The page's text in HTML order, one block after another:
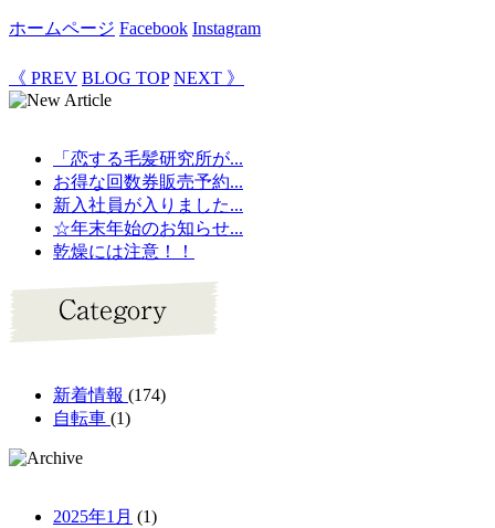
ホームページ Facebook Instagram
《 PREV BLOG TOP NEXT 》
「恋する毛髪研究所が...
お得な回数券販売予約...
新入社員が入りました...
☆年末年始のお知らせ...
乾燥には注意！！
新着情報 (174)
自転車 (1)
2025年1月 (1)